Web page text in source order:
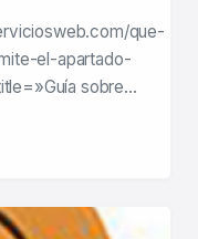
que-
el-apartado-
sobre…